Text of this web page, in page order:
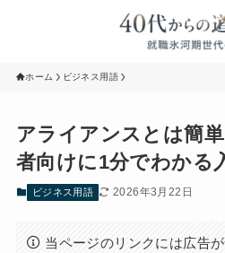
ホーム ビジネス用語
アライアンスとは簡
者向けに1分でわかる
ビジネス用語 2026年3月22日
当ページのリンクには広告が